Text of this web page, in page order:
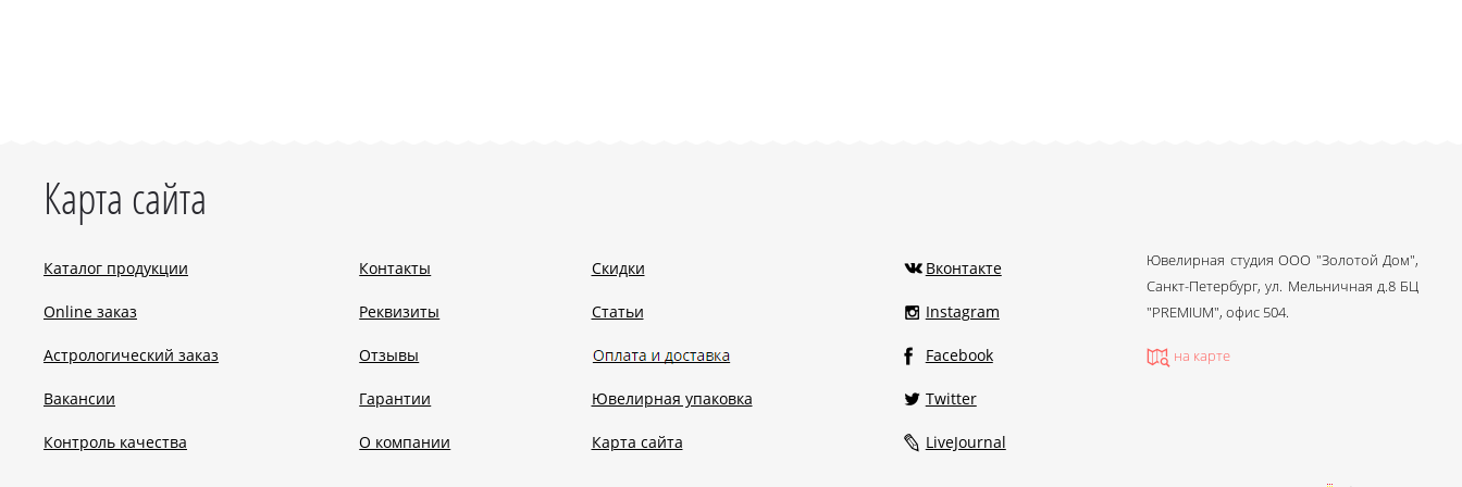
Карта сайта
Каталог продукции
Online заказ
Астрологический заказ
Вакансии
Контроль качества
Контакты
Реквизиты
Отзывы
Гарантии
О компании
Скидки
Статьи
Ювелирная упаковка
Карта сайта
Вконтакте
Instagram
Facebook
Twitter
LiveJournal
Ювелирная студия ООО "Золотой Дом",
Санкт-Петербург, ул. Мельничная д.8 БЦ
"PREMIUM", офис 504.
на карте